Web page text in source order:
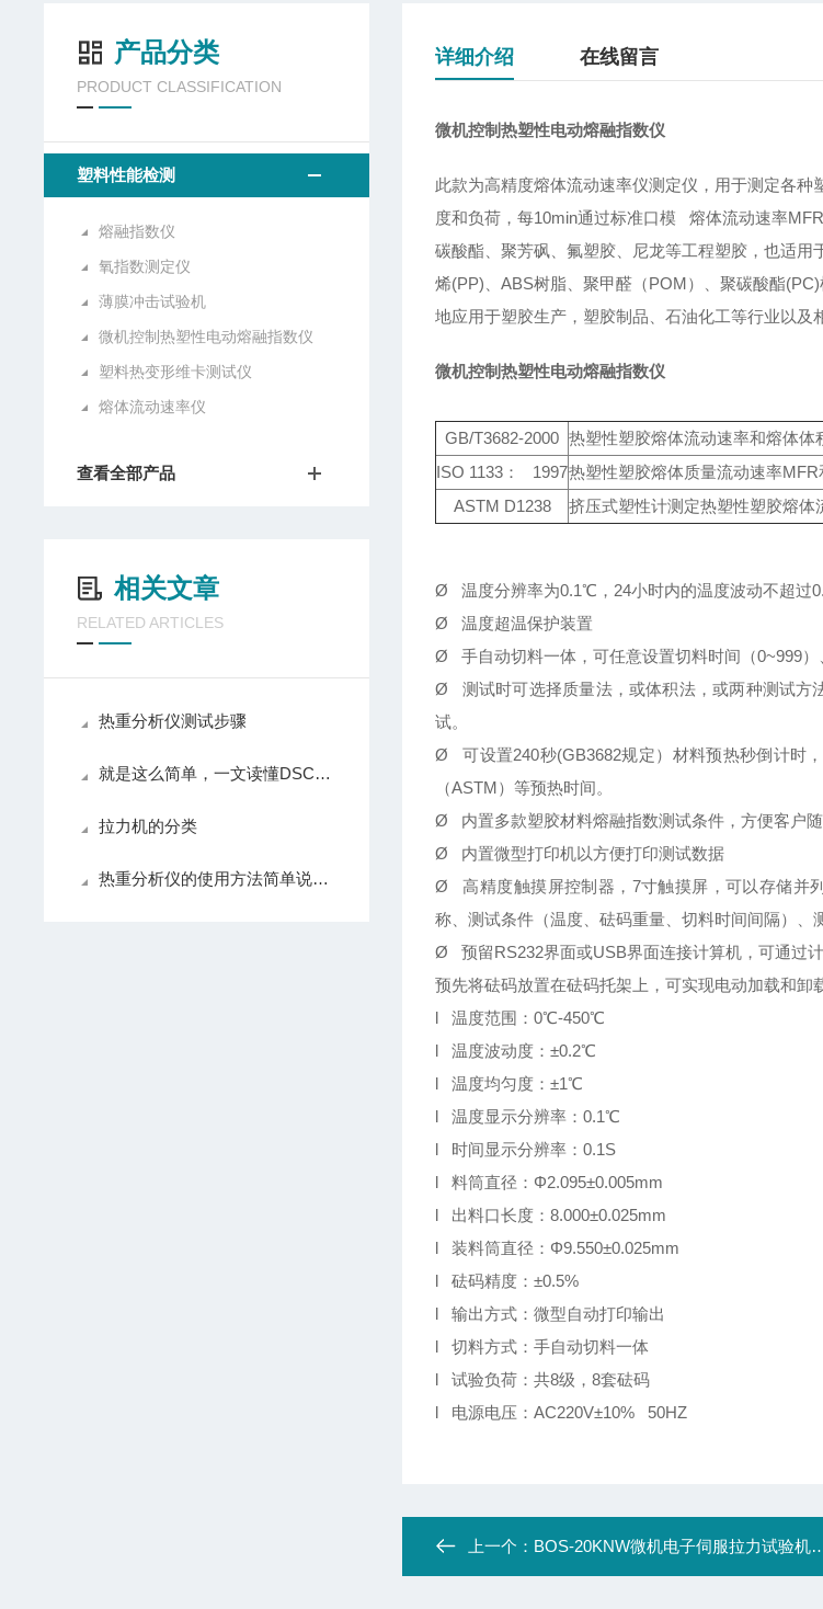
产品分类
PRODUCT CLASSIFICATION
塑料性能检测
熔融指数仪
氧指数测定仪
薄膜冲击试验机
微机控制热塑性电动熔融指数仪
塑料热变形维卡测试仪
熔体流动速率仪
查看全部产品
相关文章
RELATED ARTICLES
热重分析仪测试步骤
就是这么简单，一文读懂DSC差示扫描量热仪
拉力机的分类
热重分析仪的使用方法简单说明下
详细介绍 在线留言
微机控制热塑性电动熔融指数仪
此款为高精度熔体流动速率仪测定仪，用于测定各种
度和负荷，每10min通过标准口模 熔体流动速率
碳酸酯、聚芳砜、氟塑胶、尼龙等工程塑胶，也适用
烯(PP)、ABS树脂、聚甲醛（POM）、聚碳酸酯
地应用于塑胶生产，塑胶制品、石油化工等行业以及
微机控制热塑性电动熔融指数仪
GB/T3682-2000 热塑性塑胶熔体流动速率和熔体体
ISO 1133： 1997热塑性塑胶熔体质量流动速率
ASTM D1238
挤压式塑性计测定热塑性塑胶熔体
Ø 温度分辨率为0.1℃，24小时内的温度波动不超过
Ø 温度超温保护装置
Ø 手自动切料一体，可任意设置切料时间（0~999）
Ø 测试时可选择质量法，或体积法，或两种测试方
试。
Ø 可设置240秒(GB3682规定）材料预热秒倒计时
（ASTM）等预热时间。
Ø 内置多款塑胶材料熔融指数测试条件，方便客户
Ø 内置微型打印机以方便打印测试数据
Ø 高精度触摸屏控制器，7寸触摸屏，可以存储并
称、测试条件（温度、砝码重量、切料时间间隔）、
Ø 预留RS232界面或USB界面连接计算机，可通过
预先将砝码放置在砝码托架上，可实现电动加载和卸
l 温度范围：0℃-450℃
l 温度波动度：±0.2℃
l 温度均匀度：±1℃
l 温度显示分辨率：0.1℃
l 时间显示分辨率：0.1S
l 料筒直径：Φ2.095±0.005mm
l 出料口长度：8.000±0.025mm
l 装料筒直径：Φ9.550±0.025mm
l 砝码精度：±0.5%
l 输出方式：微型自动打印输出
l 切料方式：手自动切料一体
l 试验负荷：共8级，8套砝码
l 电源电压：AC220V±10% 50HZ
上一个： BOS-20KNW微机电子伺服拉力试验机塑料抗拉测试仪